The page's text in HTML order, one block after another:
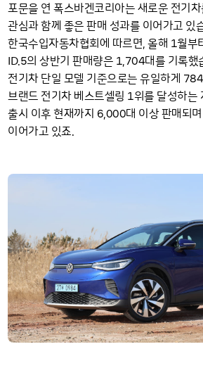
포문을 연 폭스바겐코리아는 새로운 전기
관심과 함께 좋은 판매 성과를 이어가고 있
한국수입자동차협회에 따르면, 올해 1월부
ID.5의 상반기 판매량은 1,704대를 기록했
전기차 단일 모델 기준으로는 유일하게 784
브랜드 전기차 베스트셀링 1위를 달성하는
출시 이후 현재까지 6,000대 이상 판매되
이어가고 있죠.